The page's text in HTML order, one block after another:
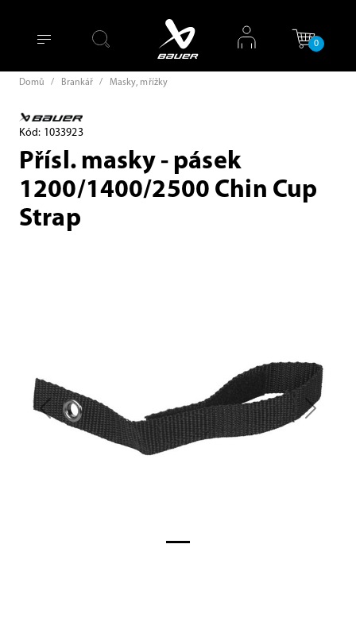
0
Domů / Brankář / Masky, mřížky
Kód: 1033923
Přísl. masky - pásek
1200/1400/2500 Chin Cup
Strap
Previous Next